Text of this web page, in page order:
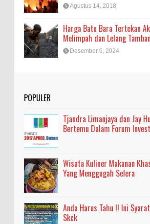
Agustus 14, 2018
Harga Batu Bara Tertekan
Melimpah dan Lelang
Desember 6, 2024
POPULER
Tjandra Limanjaya dan Jay
Bertemu Dalam Forum
Wisata Kuliner Makanan
Yang Menggugah Selera
Anda Harus Tahu !! Ini
Skck